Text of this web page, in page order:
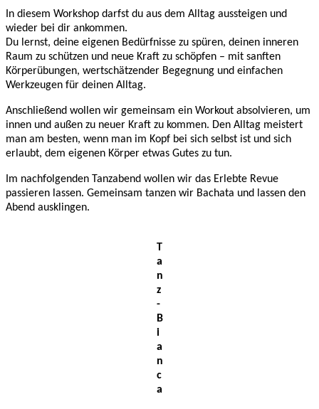
In diesem Workshop darfst du aus dem Alltag aussteigen und
wieder bei dir ankommen.
Du lernst, deine eigenen Bedürfnisse zu spüren, deinen inneren
Raum zu schützen und neue Kraft zu schöpfen – mit sanften
Körperübungen, wertschätzender Begegnung und einfachen
Werkzeugen für deinen Alltag.
Anschließend wollen wir gemeinsam ein Workout absolvieren, um
innen und außen zu neuer Kraft zu kommen. Den Alltag meistert
man am besten, wenn man im Kopf bei sich selbst ist und sich
erlaubt, dem eigenen Körper etwas Gutes zu tun.
Im nachfolgenden Tanzabend wollen wir das Erlebte Revue
passieren lassen. Gemeinsam tanzen wir Bachata und lassen den
Abend ausklingen.
T
a
n
z
-
B
i
a
n
c
a